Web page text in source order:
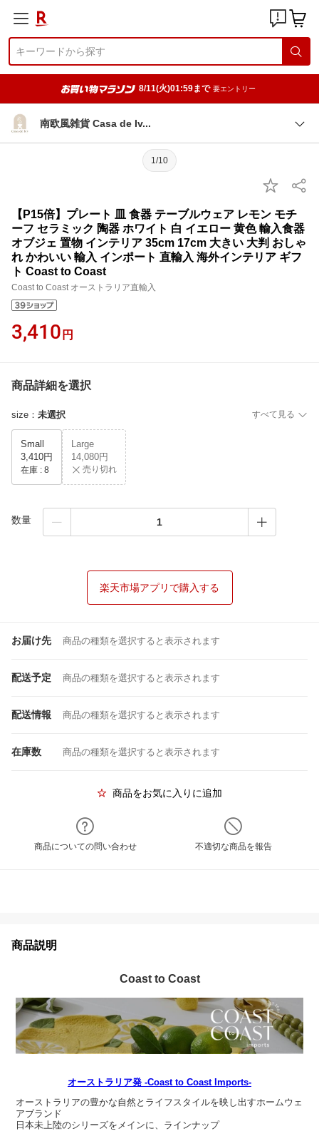
8/11(火)01:59まで 要エントリー
南欧風雑貨 Casa de Iv
1/10
【P15倍】プレート 皿 食器 テーブルウェア レモン モチ
ーフ セラミック 陶器 ホワイト 白 イエロー 黄色 輸入食器
オブジェ 置物 インテリア 35cm 17cm 大きい 大判 おしゃ
れ かわいい 輸入 インポート 直輸入 海外インテリア ギフ
ト Coast to Coast
Coast to Coast オーストラリア直輸入
3,410 円
商品詳細を選択
size ： 未選択 すべて見る
Small
3,410円
在庫 : 8
Large
14,080円
売り切れ
数量
楽天市場アプリで購入する
お届け先 商品の種類を選択すると表示されます
配送予定 商品の種類を選択すると表示されます
配送情報 商品の種類を選択すると表示されます
在庫数 商品の種類を選択すると表示されます
商品をお気に入りに追加
商品についての問い合わせ 不適切な商品を報告
商品説明
Coast to Coast
オーストラリア発 -Coast to Coast Imports-
オーストラリアの豊かな自然とライフスタイルを映し出すホームウェ
アブランド
日本未上陸のシリーズをメインに、ラインナップ